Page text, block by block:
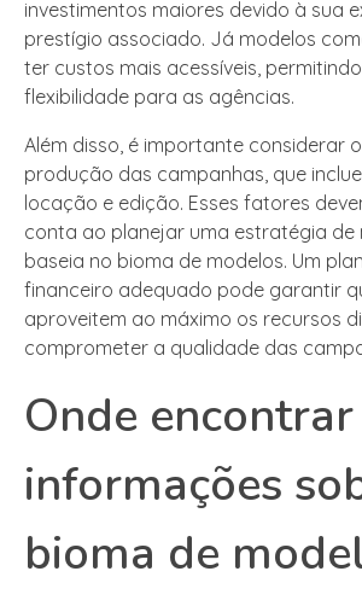
investimentos maiores devido à sua
prestígio associado. Já modelos
ter custos mais acessíveis,
flexibilidade para as agências.
Além disso, é importante considerar
produção das campanhas, que
locação e edição. Esses fatores
conta ao planejar uma estratégia de
baseia no bioma de modelos. Um
financeiro adequado pode garantir
aproveitem ao máximo os recursos
comprometer a qualidade das
Onde encontrar
informações
bioma de